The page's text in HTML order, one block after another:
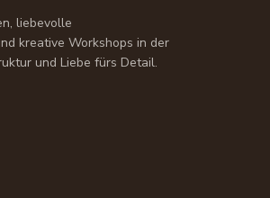
liebevolle
kreative Workshops in der
und Liebe fürs Detail.